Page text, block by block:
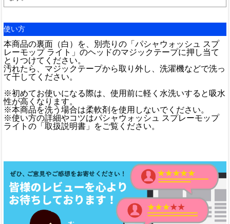
使い方
本商品の裏面（白）を、別売りの「パシャウォッシュ スプ
レーモップ ライト」のヘッドのマジックテープに押し当て
とりつけてください。
汚れたら、マジックテープから取り外し、洗濯機などで洗っ
て干してください。
※初めてお使いになる際は、使用前に軽く水洗いすると吸水
性が高くなります。
※本商品を洗う場合は柔軟剤を使用しないでください。
※使い方の詳細やコツはパシャウォッシュ スプレーモップ
ライトの「取扱説明書」をご覧ください。